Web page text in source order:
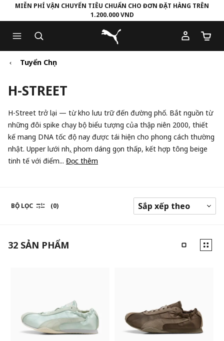
to
Main
content
to
Footer
Content
MIỄN PHÍ VẬN CHUYỂN TIÊU CHUẨN CHO ĐƠN ĐẶT HÀNG TRÊN
1.200.000 VND
Puma Trang chủ
Số
Tuyển Chọn
H-STREET
H-Street trở lại — từ kho lưu trữ đến đường phố. Bắt nguồn từ
những đôi spike chạy bộ biểu tượng của thập niên 2000, thiết
kế mang DNA tốc độ nay được tái hiện cho phong cách thường
nhật. Upper lưới nhẹ, phom dáng gọn thấp, kết hợp tông beige
tinh tế với điểm... Đọc thêm
BỘ LỌC (0)
32 SẢN PHẨM